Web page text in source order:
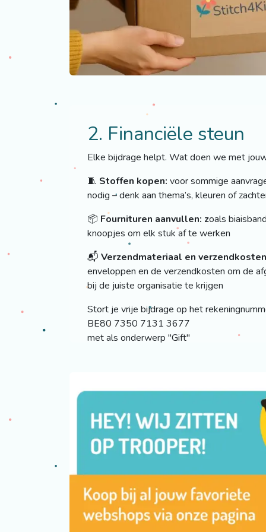
2. Financiële steun
Elke bijdrage helpt. Wat doen we met
🧵 Stoffen kopen: voor sommige
nodig – denk aan thema’s, kleuren of
📦 Fournituren aanvullen: zoals
knoopjes om elk stuk af te werken
📬 Verzendmateriaal en
enveloppen en de verzendkosten om de
bij de juiste organisatie te krijgen
Stort je vrije bijdrage op het
BE80 7350 7131 3677
met als onderwerp "Gift"